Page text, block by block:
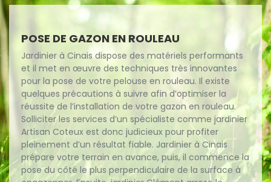
POSE DE GAZON EN ROULEAU
Jardinier à Cinais dispose des matériels performants
et il met en œuvre des techniques très innovantes
pour la pose de votre pelouse en rouleau. Il existe
quelques précautions à suivre afin d’optimiser la
réussite de l’installation de votre gazon en rouleau.
Solliciter les services d’un spécialiste comme jardinier
Artisan Coteux est donc judicieux pour profiter
pleinement d’un résultat fiable. Jardinier à Cinais
prépare votre terrain en avance, puis, il commence la
pose du côté le plus perpendiculaire de la surface à